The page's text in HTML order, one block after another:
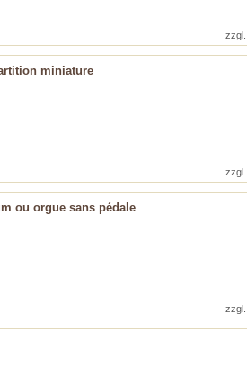
zzgl.
miniature
zzgl.
ou orgue sans pédale
zzgl.